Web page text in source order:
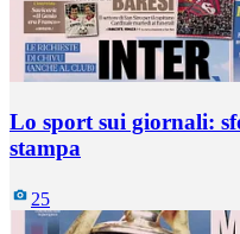
Lo sport sui giornali:
stampa
25